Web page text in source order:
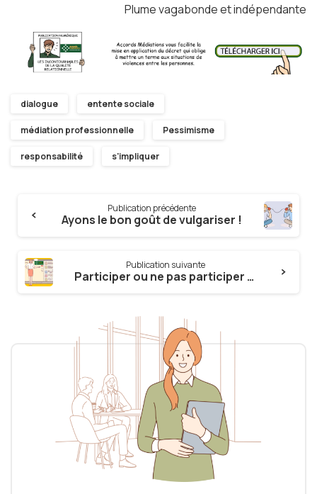
Plume vagabonde et indépendante
dialogue entente sociale
médiation professionnelle Pessimisme
responsabilité s'impliquer
Reading
Publication précédente
Ayons le bon goût de vulgariser !
Publication suivante
Participer ou ne pas participer ? : Telle est la question ?